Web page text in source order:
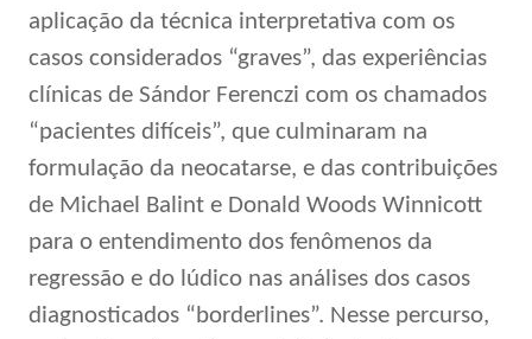
aplicação da técnica interpretativa com os
casos considerados “graves”, das experiências
clínicas de Sándor Ferenczi com os chamados
“pacientes difíceis”, que culminaram na
formulação da neocatarse, e das contribuições
de Michael Balint e Donald Woods Winnicott
para o entendimento dos fenômenos da
regressão e do lúdico nas análises dos casos
diagnosticados “borderlines”. Nesse percurso,